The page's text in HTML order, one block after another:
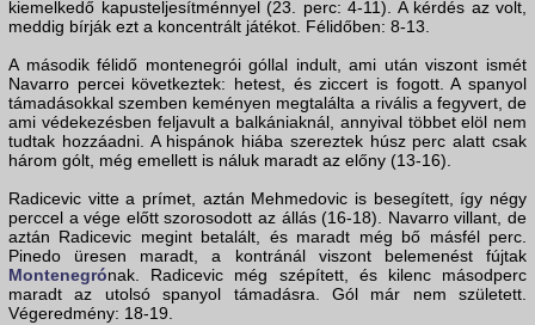
kiemelkedő kapusteljesítménnyel (23. perc: 4-11). A kérdés az volt,
meddig bírják ezt a koncentrált játékot. Félidőben: 8-13.
A második félidő montenegrói góllal indult, ami után viszont ismét
Navarro percei következtek: hetest, és ziccert is fogott. A spanyol
támadásokkal szemben keményen megtalálta a rivális a fegyvert, de
ami védekezésben feljavult a balkániaknál, annyival többet elöl nem
tudtak hozzáadni. A hispánok hiába szereztek húsz perc alatt csak
három gólt, még emellett is náluk maradt az előny (13-16).
Radicevic vitte a prímet, aztán Mehmedovic is besegített, így négy
perccel a vége előtt szorosodott az állás (16-18). Navarro villant, de
aztán Radicevic megint betalált, és maradt még bő másfél perc.
Pinedo üresen maradt, a kontránál viszont belemenést fújtak
Montenegrónak. Radicevic még szépített, és kilenc másodperc
maradt az utolsó spanyol támadásra. Gól már nem született.
Végeredmény: 18-19.